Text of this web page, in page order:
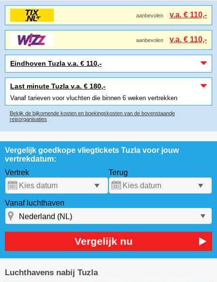
aanbevolen v.a. € 110,-
aanbevolen v.a. € 110,-
Eindhoven Tuzla v.a. € 110,-
Last minute Tuzla v.a. € 180,-
Vanaf tarieven voor vluchten die binnen 6 weken vertrekken
Bekijk de bijkomende kosten en boekingskosten van de bovenstaande
reisorganisaties
Vergelijk goedkope vliegtickets Tuzla voor jouw
vertrekdatum:
Vertrek
Terug
Vanaf luchthaven
Vergelijk nu
Luchthavens nabij Tuzla